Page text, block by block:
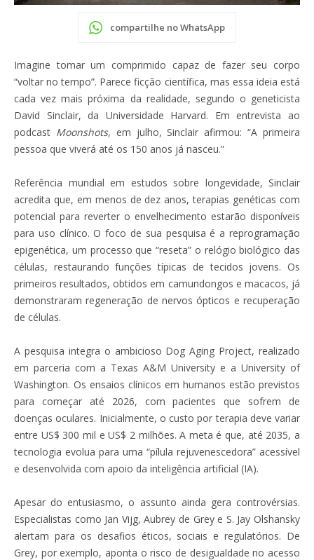
compartilhe no WhatsApp
Imagine tomar um comprimido capaz de fazer seu corpo
“voltar no tempo”. Parece ficção científica, mas essa ideia está
cada vez mais próxima da realidade, segundo o geneticista
David Sinclair, da Universidade Harvard. Em entrevista ao
podcast Moonshots, em julho, Sinclair afirmou: “A primeira
pessoa que viverá até os 150 anos já nasceu.”
Referência mundial em estudos sobre longevidade, Sinclair
acredita que, em menos de dez anos, terapias genéticas com
potencial para reverter o envelhecimento estarão disponíveis
para uso clínico. O foco de sua pesquisa é a reprogramação
epigenética, um processo que “reseta” o relógio biológico das
células, restaurando funções típicas de tecidos jovens. Os
primeiros resultados, obtidos em camundongos e macacos, já
demonstraram regeneração de nervos ópticos e recuperação
de células.
A pesquisa integra o ambicioso Dog Aging Project, realizado
em parceria com a Texas A&M University e a University of
Washington. Os ensaios clínicos em humanos estão previstos
para começar até 2026, com pacientes que sofrem de
doenças oculares. Inicialmente, o custo por terapia deve variar
entre US$ 300 mil e US$ 2 milhões. A meta é que, até 2035, a
tecnologia evolua para uma “pílula rejuvenescedora” acessível
e desenvolvida com apoio da inteligência artificial (IA).
Apesar do entusiasmo, o assunto ainda gera controvérsias.
Especialistas como Jan Vijg, Aubrey de Grey e S. Jay Olshansky
alertam para os desafios éticos, sociais e regulatórios. De
Grey, por exemplo, aponta o risco de desigualdade no acesso